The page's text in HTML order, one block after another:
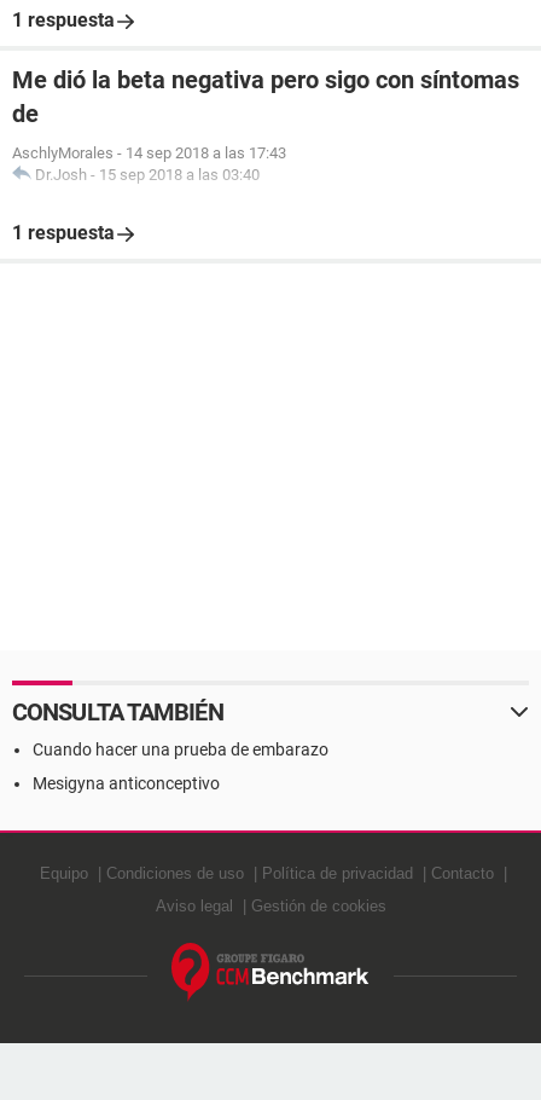
1 respuesta
Me dió la beta negativa pero sigo con síntomas
de
AschlyMorales - 14 sep 2018 a las 17:43
Dr.Josh - 15 sep 2018 a las 03:40
1 respuesta
CONSULTA TAMBIÉN
Cuando hacer una prueba de embarazo
Mesigyna anticonceptivo
Equipo Condiciones de uso Política de privacidad
Contacto
Aviso legal
Gestión de cookies